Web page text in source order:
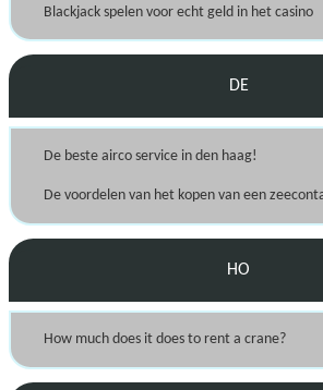
Blackjack spelen voor echt geld in het casino
DE
De beste airco service in den haag!
De voordelen van het kopen van een
HO
How much does it does to rent a crane?